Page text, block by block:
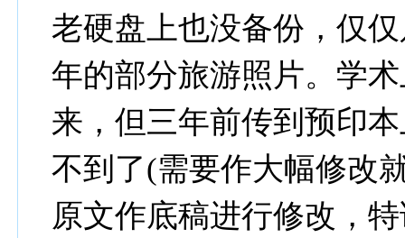
老硬盘上也没备份，仅
年的部分旅游照片。学
来，但三年前传到预印
不到了(需要作大幅修改
原文作底稿进行修改，